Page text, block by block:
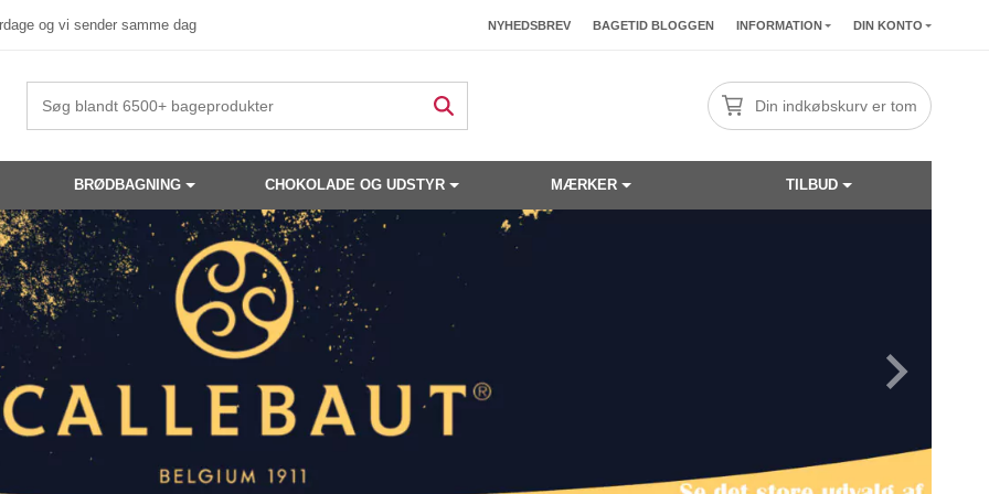
og vi sender samme dag NYHEDSBREV BAGETID BLOGGEN INFORMATION DIN KONTO
Din indkøbskurv er tom
BRØDBAGNING CHOKOLADE OG UDSTYR MÆRKER TILBUD